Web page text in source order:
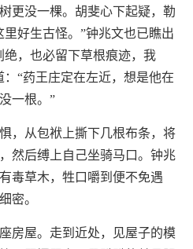
更没一棵。胡斐心下起疑，勒
好生古怪。”钟兆文也已瞧出
绝，也必留下草根痕迹，我
“药王庄定在左近，想是他在
一根。”
，从包袱上撕下几根布条，将
然后缚上自己坐骑马口。钟兆
毒草木，牲口嚼到便不免遇
密。
房屋。走到近处，见屋子的模